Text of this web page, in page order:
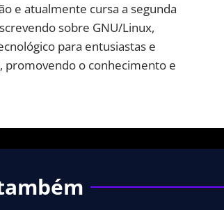
e atualmente cursa a segunda
sobre GNU/Linux,
para entusiastas e
promovendo o conhecimento e